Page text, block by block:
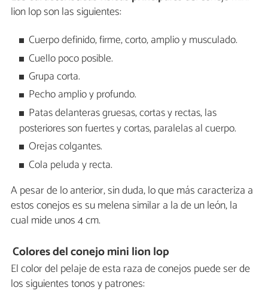
lion lop son las siguientes:
Cuerpo definido, firme, corto, amplio y musculado.
Cuello poco posible.
Grupa corta.
Pecho amplio y profundo.
Patas delanteras gruesas, cortas y rectas, las
posteriores son fuertes y cortas, paralelas al cuerpo.
Orejas colgantes.
Cola peluda y recta.
A pesar de lo anterior, sin duda, lo que más caracteriza a
estos conejos es su melena similar a la de un león, la
cual mide unos 4 cm.
Colores del conejo mini lion lop
El color del pelaje de esta raza de conejos puede ser de
los siguientes tonos y patrones: